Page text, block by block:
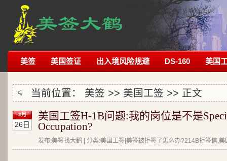
美签 美国签证 出入境风险规避 DS-160 美国
当前位置： 美签 >> 美国工签 >> 正文
2月
26日
美国工签H-1B问题:我的岗位是不是
Occupation?
发布:美签找大鹤 | 分类:美国工签|美签被拒签了怎么办?214B拒签信,